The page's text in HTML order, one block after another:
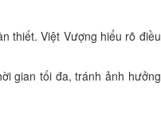
thiết. Việt Vượng hiểu rõ điều
gian tối đa, tránh ảnh hưởng